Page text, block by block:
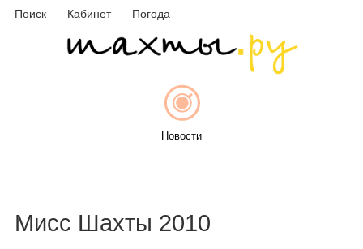
Поиск Кабинет Погода
Новости
Афиша
Мисс Шахты 2010